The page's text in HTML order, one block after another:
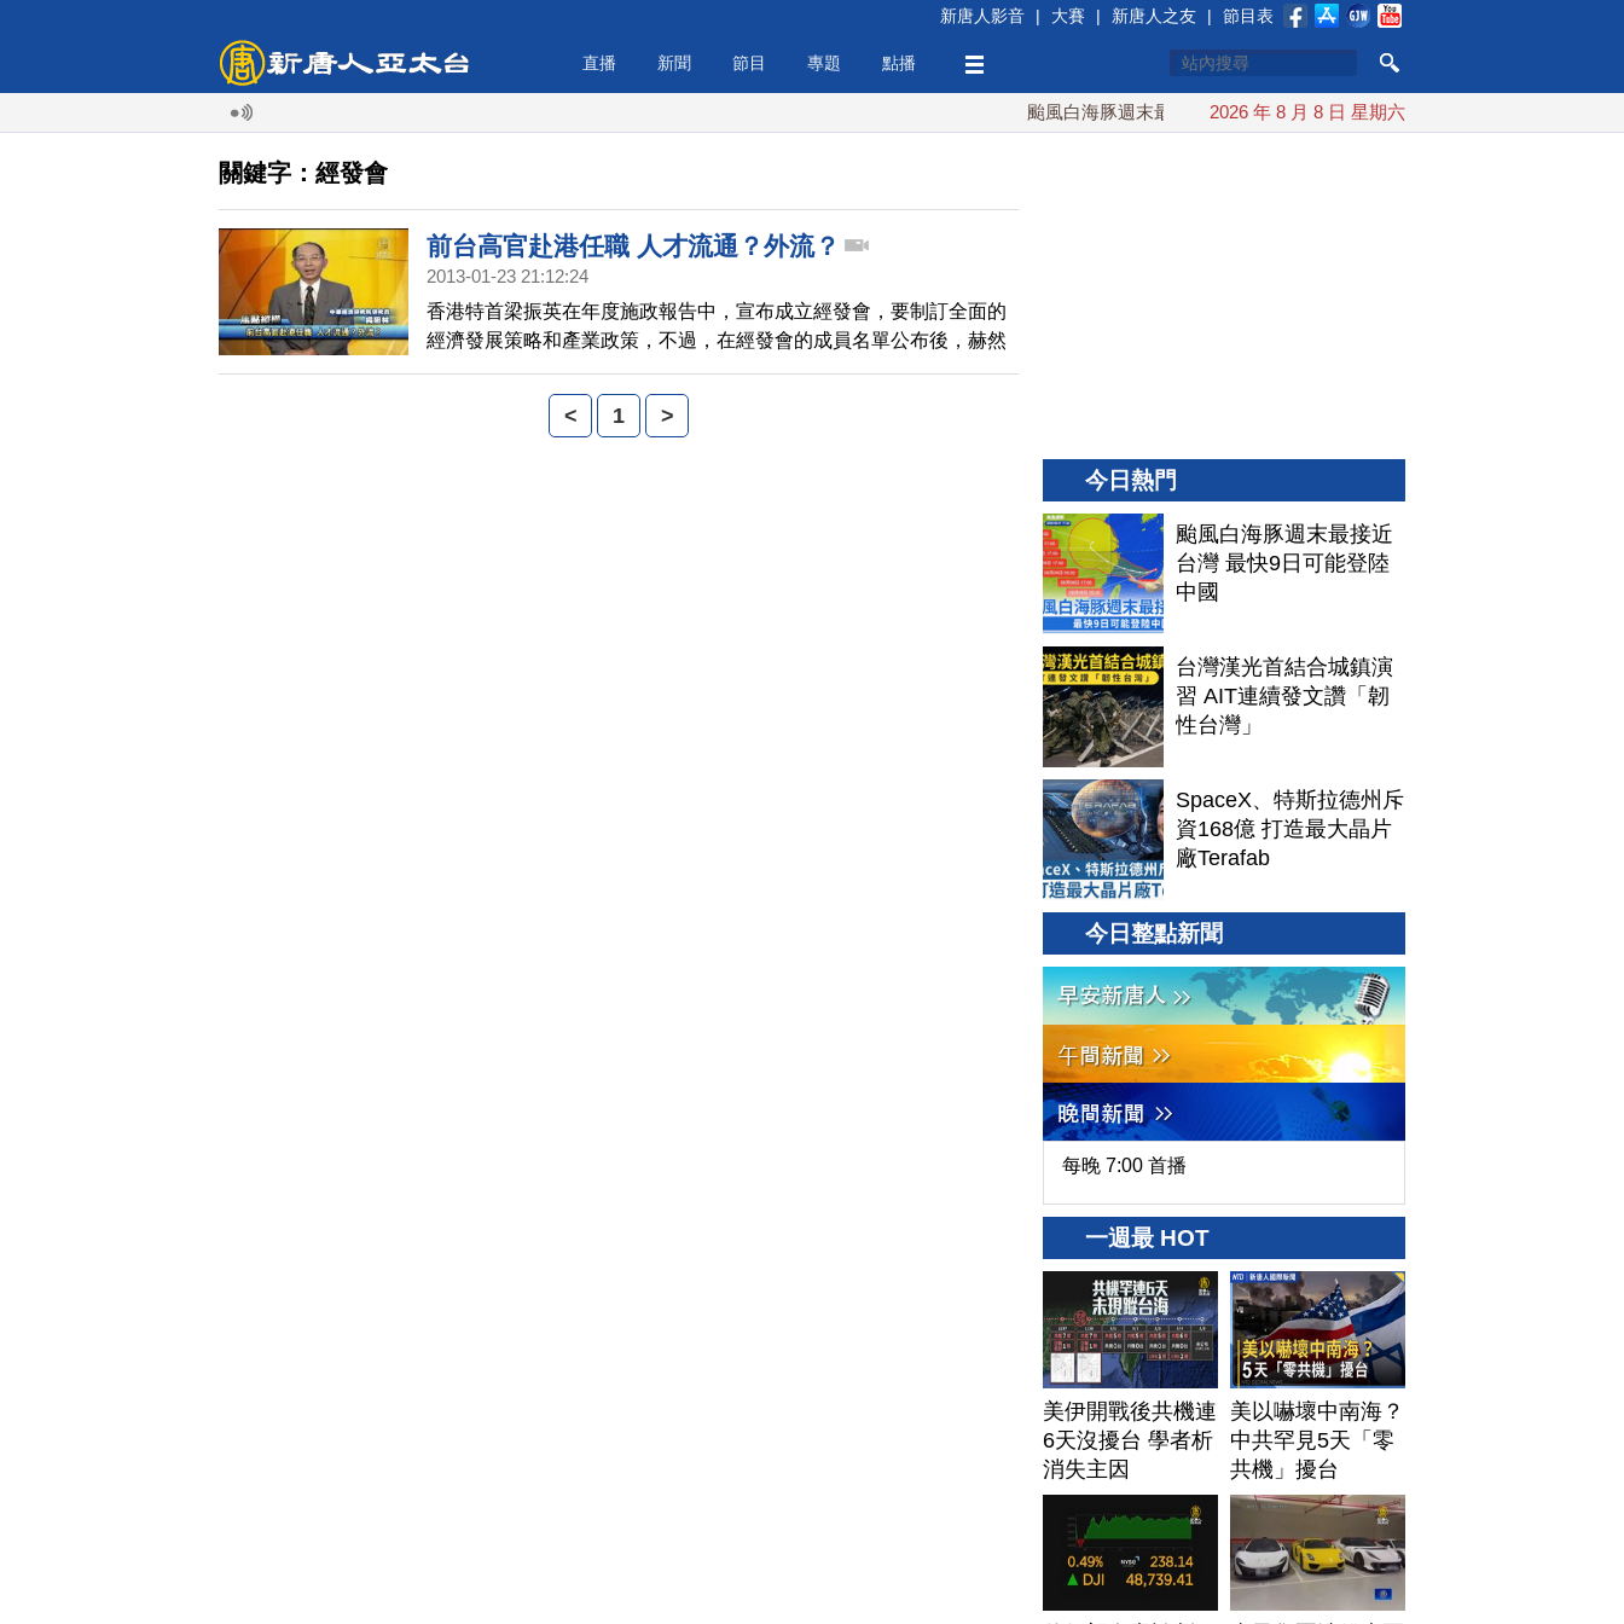
新唐人影音 | 大賽 | 新唐人之友 | 節目表
直播 新聞 節目 專題 點播
颱風白海豚週末最接近台灣 最快9日可能登陸中國
2026 年 8 月 8 日 星期六
關鍵字：經發會
前台高官赴港任職 人才流通？外流？
2013-01-23 21:12:24
香港特首梁振英在年度施政報告中，宣布成立經發會，要制訂全面的
經濟發展策略和產業政策，不過，在經發會的成員名單公布後，赫然
出現台灣 前財政部長，劉憶如的名字。台灣陸委會表示，香港經發會
並不屬於港府正式編制，劉憶如目前已經沒有任何公職，擔任諮詢顧
問並未違反「兩岸關係條例」相關規定，但仍引發外界不少聯想。怎
< 1 >
今日熱門
颱風白海豚週末最接近
台灣 最快9日可能登陸
中國
台灣漢光首結合城鎮演
習 AIT連續發文讚「韌
性台灣」
SpaceX、特斯拉德州斥
資168億 打造最大晶片
廠Terafab
今日整點新聞
每晚 7:00 首播
一週最 HOT
美伊開戰後共機連
6天沒擾台 學者析
消失主因
美以嚇壞中南海？
中共罕見5天「零
共機」擾台